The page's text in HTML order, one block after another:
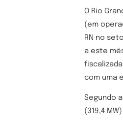
O Rio
(em
RN no
a este
com uma
Segundo
(319,4